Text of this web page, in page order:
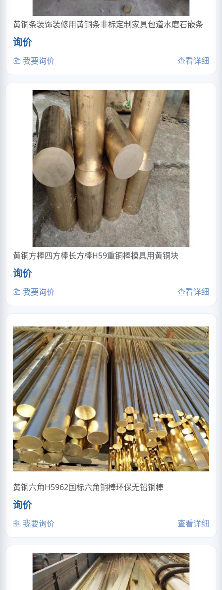
黄铜条装饰装修用黄铜条非标定制家具包道水磨石嵌条
询价
我要询价 查看详细
黄铜方棒四方棒长方棒H59重铜棒模具用黄铜块
询价
我要询价 查看详细
黄铜六角H5962国标六角铜棒环保无铅铜棒
询价
我要询价 查看详细